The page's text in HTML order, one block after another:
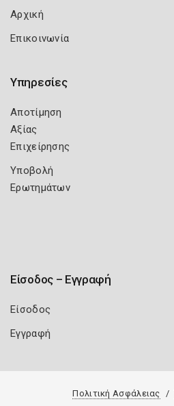
Αρχική
Επικοινωνία
Υπηρεσίες
Αποτίμηση
Αξίας
Επιχείρησης
Υποβολή
Ερωτημάτων
Είσοδος – Εγγραφή
Είσοδος
Εγγραφή
Πολιτική Ασφάλειας